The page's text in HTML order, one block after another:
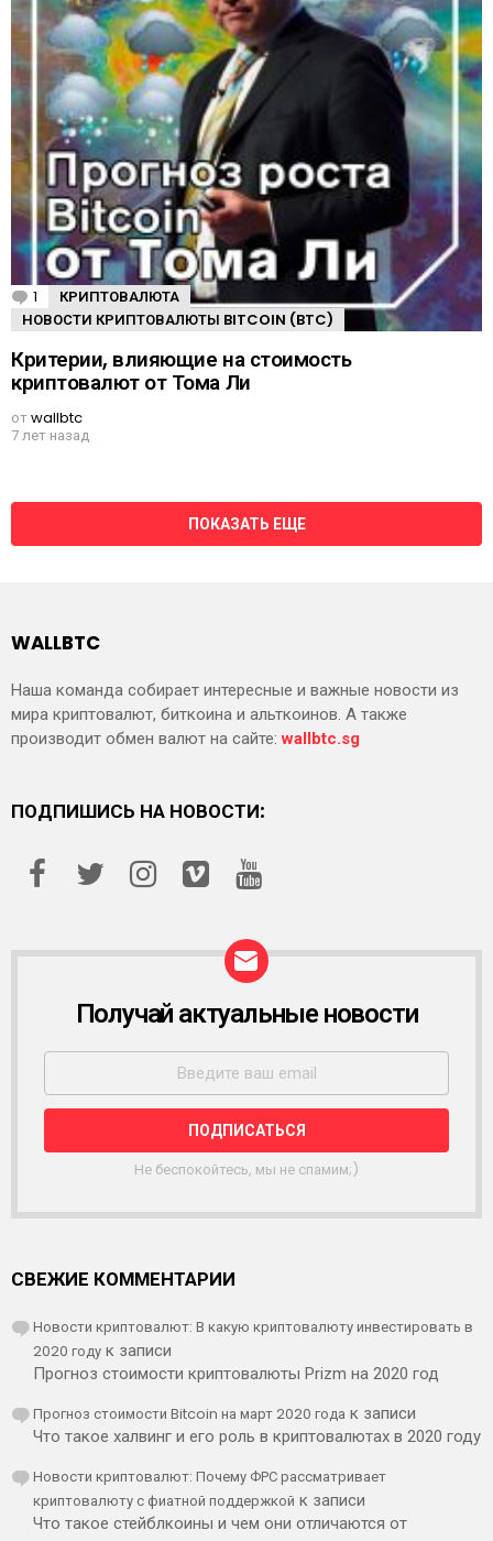
1
о
м
е
н
т
а
р
и
КРИПТОВАЛЮТА
НОВОСТИ КРИПТОВАЛЮТЫ BITCOIN (BTC)
Критерии, влияющие на стоимость
криптовалют от Тома Ли
отwallbtc
7 лет назад
ПОКАЗАТЬ ЕЩЕ
WALLBTC
Наша команда собирает интересные и важные новости из
мира криптовалют, биткоина и альткоинов. А также
производит обмен валют на сайте:wallbtc.sg
ПОДПИШИСЬ НА НОВОСТИ:
С
Ы
Л
К
Получай актуальные новости
Не беспокойтесь, мы не спамим;)
СВЕЖИЕ КОММЕНТАРИИ
Новости криптовалют: В какую криптовалюту инвестировать в
2020 году к записи
Прогноз стоимости криптовалюты Prizm на 2020 год
Прогноз стоимости Bitcoin на март 2020 года к записи
Что такое халвинг и его роль в криптовалютах в 2020 году
Новости криптовалют: Почему ФРС рассматривает
криптовалюту с фиатной поддержкой к записи
Что такое стейблкоины и чем они отличаются от